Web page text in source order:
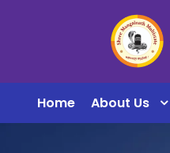
Home About Us